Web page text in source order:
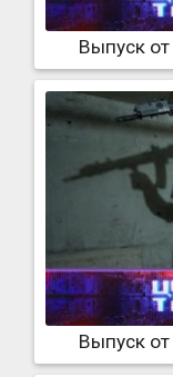
Выпуск
Выпуск